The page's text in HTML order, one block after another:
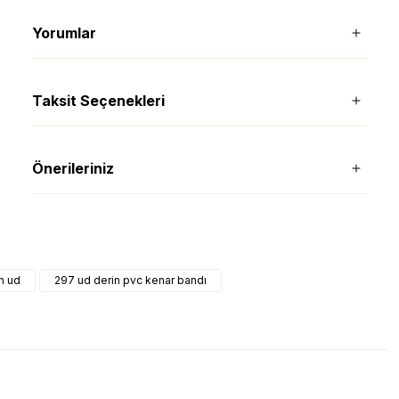
Yorumlar
Taksit Seçenekleri
Önerileriniz
ud 297 ud derin pvc kenar bandı